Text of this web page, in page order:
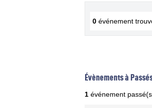
0 événement
Évènements à
1 événement